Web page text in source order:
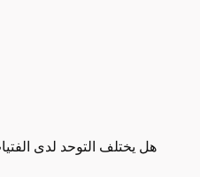
هل يختلف التوحد لدى